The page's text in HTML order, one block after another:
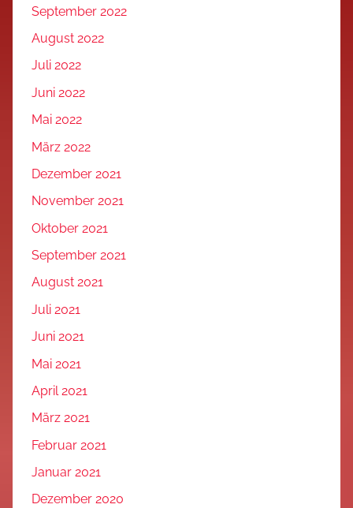
September 2022
August 2022
Juli 2022
Juni 2022
Mai 2022
März 2022
Dezember 2021
November 2021
Oktober 2021
September 2021
August 2021
Juli 2021
Juni 2021
Mai 2021
April 2021
März 2021
Februar 2021
Januar 2021
Dezember 2020